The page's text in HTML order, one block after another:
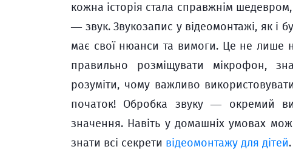
кожна історія стала справжнім
— звук. Звукозапис у відеомонтажі, як і
має свої нюанси та вимоги. Це не лише
правильно розміщувати мікрофон,
розуміти, чому важливо
початок! Обробка звуку — окремий
значення. Навіть у домашніх умовах
знати всі секрети відеомонтажу для дітей